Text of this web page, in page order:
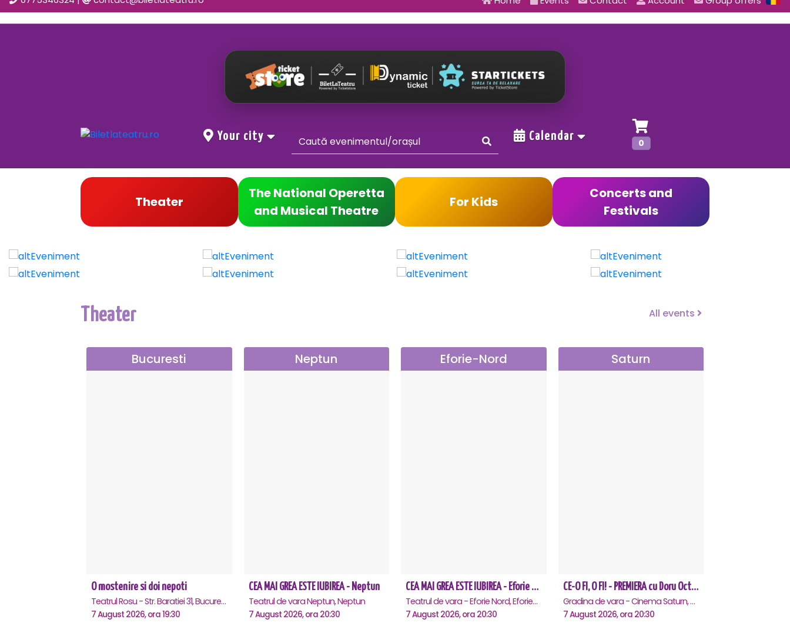
Your city Calendar
0
Theater
The National Operetta
and Musical Theatre
For Kids
Concerts and
Festivals
Theater All events
Bucuresti
O mostenire si doi nepoti
Teatrul Rosu - Str. Baratiei 31, Bucuresti
7 August 2026, ora 19:30
Neptun
CEA MAI GREA ESTE IUBIREA - Neptun
Teatrul de vara Neptun, Neptun
7 August 2026, ora 20:30
Eforie-Nord
CEA MAI GREA ESTE IUBIREA - Eforie Nord
Teatrul de vara - Eforie Nord, Eforie-Nord
7 August 2026, ora 20:30
Saturn
CE-O FI, O FI! - PREMIERA cu Doru Octavian Dumitru - Saturn
Gradina de vara - Cinema Saturn, Saturn
7 August 2026, ora 20:30